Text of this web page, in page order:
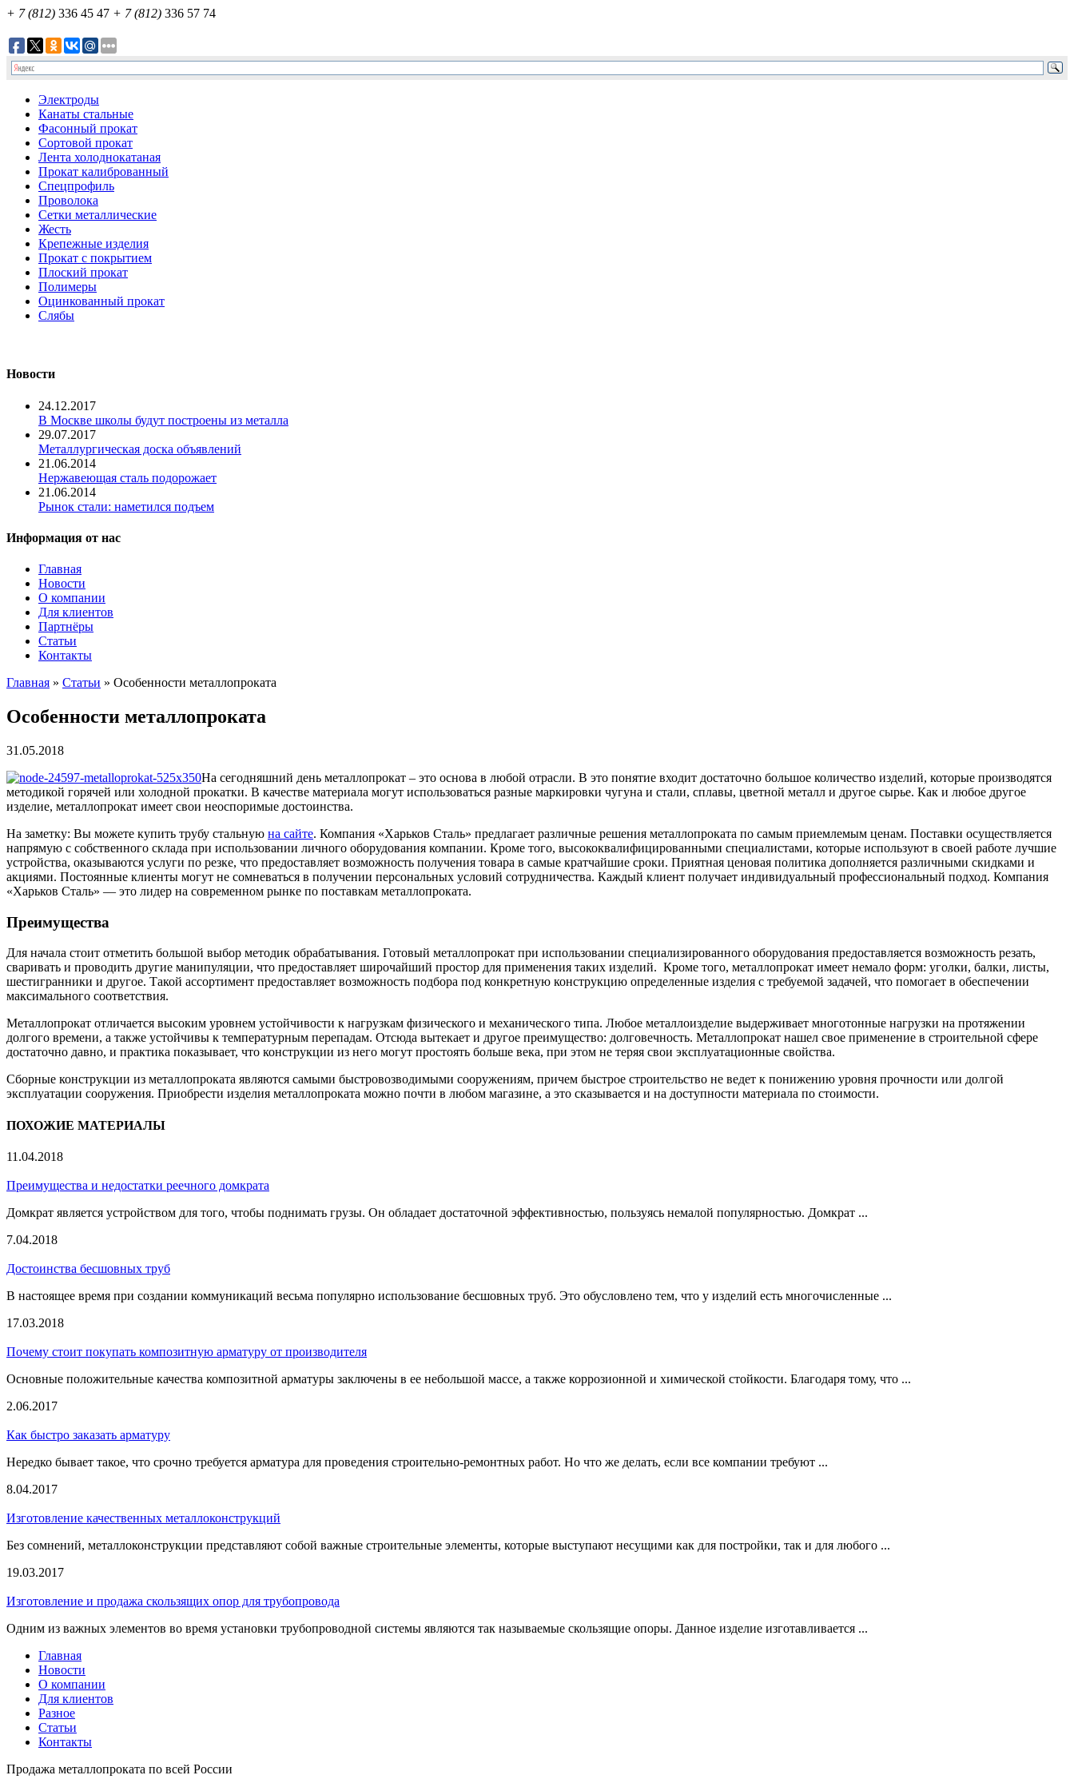
+ 7 (812) 336 45 47 + 7 (812) 336 57 74
Электроды
Канаты стальные
Фасонный прокат
Сортовой прокат
Лента холоднокатаная
Прокат калиброванный
Спецпрофиль
Проволока
Сетки металлические
Жесть
Крепежные изделия
Прокат с покрытием
Плоский прокат
Полимеры
Оцинкованный прокат
Слябы
Новости
24.12.2017
В Москве школы будут построены из металла
29.07.2017
Металлургическая доска объявлений
21.06.2014
Нержавеющая сталь подорожает
21.06.2014
Рынок стали: наметился подъем
Информация от нас
Главная
Новости
О компании
Для клиентов
Партнёры
Статьи
Контакты
Главная » Статьи » Особенности металлопроката
Особенности металлопроката
31.05.2018
На сегодняшний день металлопрокат – это основа в любой отрасли. В это понятие входит достаточно большое количество изделий, которые производятся
методикой горячей или холодной прокатки. В качестве материала могут использоваться разные маркировки чугуна и стали, сплавы, цветной металл и другое сырье. Как и любое другое
изделие, металлопрокат имеет свои неоспоримые достоинства.
На заметку: Вы можете купить трубу стальную на сайте. Компания «Харьков Сталь» предлагает различные решения металлопроката по самым приемлемым ценам. Поставки осуществляется
напрямую с собственного склада при использовании личного оборудования компании. Кроме того, высококвалифицированными специалистами, которые используют в своей работе лучшие
устройства, оказываются услуги по резке, что предоставляет возможность получения товара в самые кратчайшие сроки. Приятная ценовая политика дополняется различными скидками и
акциями. Постоянные клиенты могут не сомневаться в получении персональных условий сотрудничества. Каждый клиент получает индивидуальный профессиональный подход. Компания
«Харьков Сталь» — это лидер на современном рынке по поставкам металлопроката.
Преимущества
Для начала стоит отметить большой выбор методик обрабатывания. Готовый металлопрокат при использовании специализированного оборудования предоставляется возможность резать,
сваривать и проводить другие манипуляции, что предоставляет широчайший простор для применения таких изделий. Кроме того, металлопрокат имеет немало форм: уголки, балки, листы,
шестигранники и другое. Такой ассортимент предоставляет возможность подбора под конкретную конструкцию определенные изделия с требуемой задачей, что помогает в обеспечении
максимального соответствия.
Металлопрокат отличается высоким уровнем устойчивости к нагрузкам физического и механического типа. Любое металлоизделие выдерживает многотонные нагрузки на протяжении
долгого времени, а также устойчивы к температурным перепадам. Отсюда вытекает и другое преимущество: долговечность. Металлопрокат нашел свое применение в строительной сфере
достаточно давно, и практика показывает, что конструкции из него могут простоять больше века, при этом не теряя свои эксплуатационные свойства.
Сборные конструкции из металлопроката являются самыми быстровозводимыми сооружениям, причем быстрое строительство не ведет к понижению уровня прочности или долгой
эксплуатации сооружения. Приобрести изделия металлопроката можно почти в любом магазине, а это сказывается и на доступности материала по стоимости.
ПОХОЖИЕ МАТЕРИАЛЫ
11.04.2018
Преимущества и недостатки реечного домкрата
Домкрат является устройством для того, чтобы поднимать грузы. Он обладает достаточной эффективностью, пользуясь немалой популярностью. Домкрат ...
7.04.2018
Достоинства бесшовных труб
В настоящее время при создании коммуникаций весьма популярно использование бесшовных труб. Это обусловлено тем, что у изделий есть многочисленные ...
17.03.2018
Почему стоит покупать композитную арматуру от производителя
Основные положительные качества композитной арматуры заключены в ее небольшой массе, а также коррозионной и химической стойкости. Благодаря тому, что ...
2.06.2017
Как быстро заказать арматуру
Нередко бывает такое, что срочно требуется арматура для проведения строительно-ремонтных работ. Но что же делать, если все компании требуют ...
8.04.2017
Изготовление качественных металлоконструкций
Без сомнений, металлоконструкции представляют собой важные строительные элементы, которые выступают несущими как для постройки, так и для любого ...
19.03.2017
Изготовление и продажа скользящих опор для трубопровода
Одним из важных элементов во время установки трубопроводной системы являются так называемые скользящие опоры. Данное изделие изготавливается ...
Главная
Новости
О компании
Для клиентов
Разное
Статьи
Контакты
Продажа металлопроката по всей России